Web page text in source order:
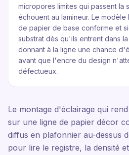
micropores limites qui passent la
échouent au lamineur. Le
de papier de base conforme et
substrat dès qu'ils entrent dans
donnant à la ligne une chance
avant que l'encre du design
défectueux.
Le montage d'éclairage qui
sur une ligne de papier décor
diffus en plafonnier au-dessus
pour lire le registre, la densité